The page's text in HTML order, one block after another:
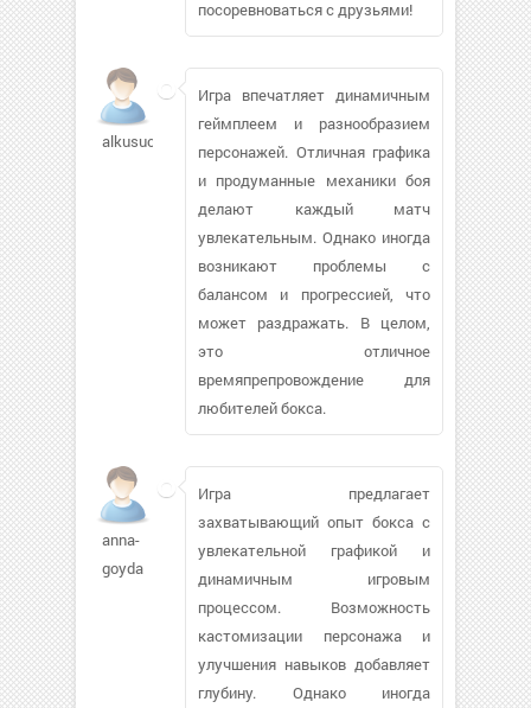
посоревноваться с друзьями!
alkusuom833
Игра впечатляет динамичным
геймплеем и разнообразием
персонажей. Отличная графика
и продуманные механики боя
делают каждый матч
увлекательным. Однако иногда
возникают проблемы с
балансом и прогрессией, что
может раздражать. В целом,
это отличное
времяпрепровождение для
любителей бокса.
anna-
goyda
Игра предлагает
захватывающий опыт бокса с
увлекательной графикой и
динамичным игровым
процессом. Возможность
кастомизации персонажа и
улучшения навыков добавляет
глубину. Однако иногда